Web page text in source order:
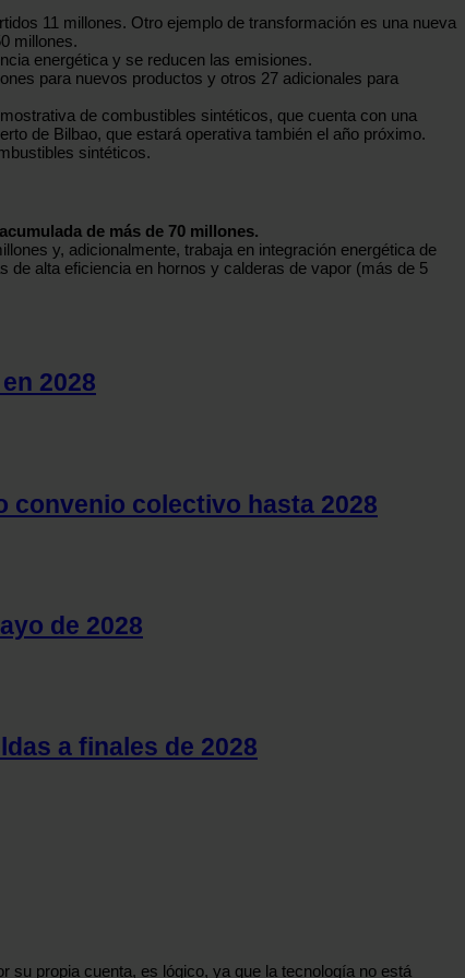
11 millones. Otro ejemplo de transformación es una nueva
millones.
energética y se reducen las emisiones.
para nuevos productos y otros 27 adicionales para
de combustibles sintéticos, que cuenta con una
de Bilbao, que estará operativa también el año próximo.
sintéticos.
de más de 70 millones.
y, adicionalmente, trabaja en integración energética de
de alta eficiencia en hornos y calderas de vapor (más de 5
2028
convenio colectivo hasta 2028
de 2028
a finales de 2028
su propia cuenta, es lógico, ya que la tecnología no está